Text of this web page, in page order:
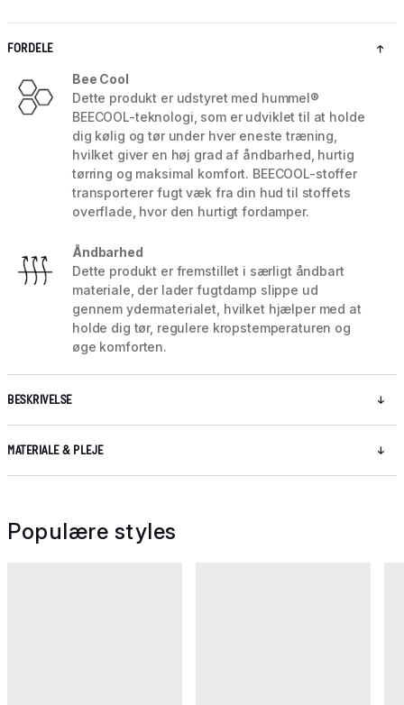
FORDELE
Bee Cool
Dette produkt er udstyret med hummel®
BEECOOL-teknologi, som er udviklet til at holde
dig kølig og tør under hver eneste træning,
hvilket giver en høj grad af åndbarhed, hurtig
tørring og maksimal komfort. BEECOOL-stoffer
transporterer fugt væk fra din hud til stoffets
overflade, hvor den hurtigt fordamper.
Åndbarhed
Dette produkt er fremstillet i særligt åndbart
materiale, der lader fugtdamp slippe ud
gennem ydermaterialet, hvilket hjælper med at
holde dig tør, regulere kropstemperaturen og
øge komforten.
BESKRIVELSE
MATERIALE & PLEJE
Populære styles